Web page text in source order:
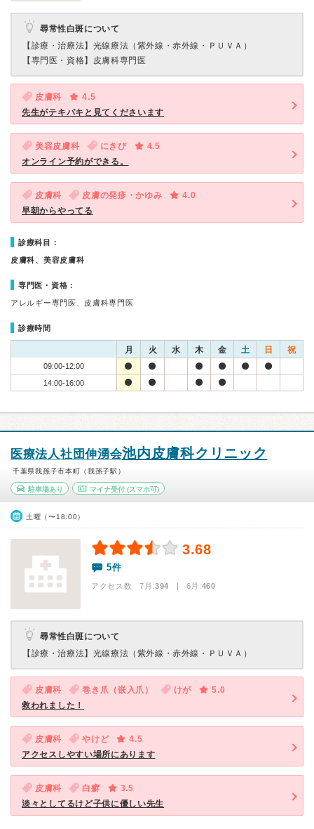
尋常性白斑について
【診療・治療法】 光線療法（紫外線・赤外線・ＰＵＶＡ）
【専門医・資格】 皮膚科専門医
皮膚科
4.5
先生がテキパキと見てくださいます
美容皮膚科 にきび
4.5
オンライン予約ができる。
皮膚科 皮膚の発疹・かゆみ
4.0
早朝からやってる
診療科目：
皮膚科、美容皮膚科
専門医・資格：
アレルギー専門医、皮膚科専門医
診療時間
月 火 水 木 金 土 日 祝
09:00-12:00
14:00-16:00
医療法人社団伸湧会池内皮膚科クリニック
千葉県我孫子市本町（我孫子駅）
駐車場あり マイナ受付(スマホ可)
土曜（〜18:00）
3.68
5件
アクセス数 7月:394 | 6月:460
尋常性白斑について
【診療・治療法】 光線療法（紫外線・赤外線・ＰＵＶＡ）
皮膚科 巻き爪（嵌入爪） けが
5.0
救われました！
皮膚科 やけど
4.5
アクセスしやすい場所にあります
皮膚科 白癬
3.5
淡々としてるけど子供に優しい先生